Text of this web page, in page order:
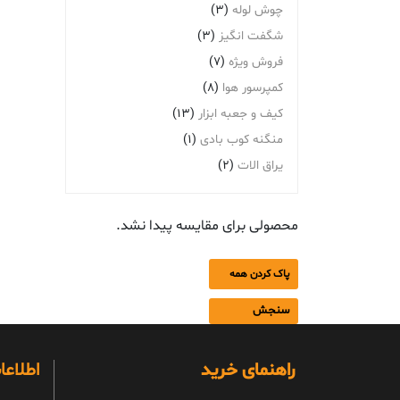
چوش لوله (3)
شگفت انگیز (3)
فروش ویژه (7)
کمپرسور هوا (8)
کیف و جعبه ابزار (13)
منگنه کوب بادی (1)
یراق الات (2)
محصولی برای مقایسه پیدا نشد.
پاک کردن همه
سنجش
راهنمای خرید